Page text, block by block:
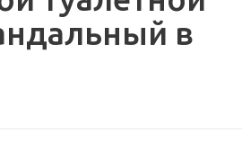
в